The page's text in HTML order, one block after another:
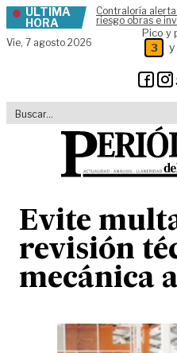
Skip to content
ÚLTIMA
HORA
Contraloría
riesgo obras e
Vie, 7 agosto 2026
Pico y
3 y
Evite
revisión
mecánica